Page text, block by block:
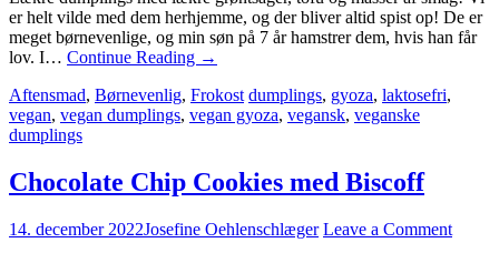
er helt vilde med dem herhjemme, og der bliver altid spist op! De er
meget børnevenlige, og min søn på 7 år hamstrer dem, hvis han får
lov. I… Continue Reading →
Aftensmad, Børnevenlig, Frokost dumplings, gyoza, laktosefri,
vegan, vegan dumplings, vegan gyoza, vegansk, veganske
dumplings
Chocolate Chip Cookies med Biscoff
14. december 2022Josefine Oehlenschlæger Leave a Comment